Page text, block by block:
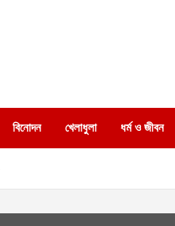
বিনোদন খেলাধুলা ধর্ম ও জীবন